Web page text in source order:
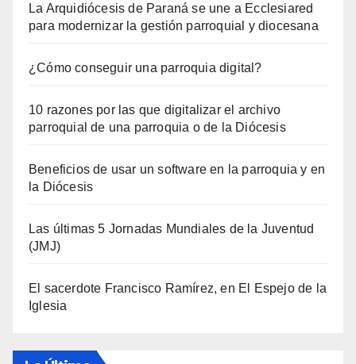
La Arquidiócesis de Paraná se une a Ecclesiared
para modernizar la gestión parroquial y diocesana
¿Cómo conseguir una parroquia digital?
10 razones por las que digitalizar el archivo
parroquial de una parroquia o de la Diócesis
Beneficios de usar un software en la parroquia y en
la Diócesis
Las últimas 5 Jornadas Mundiales de la Juventud
(JMJ)
El sacerdote Francisco Ramírez, en El Espejo de la
Iglesia